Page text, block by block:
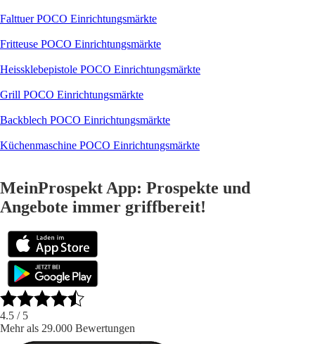
Falttuer POCO Einrichtungsmärkte
Fritteuse POCO Einrichtungsmärkte
Heissklebepistole POCO Einrichtungsmärkte
Grill POCO Einrichtungsmärkte
Backblech POCO Einrichtungsmärkte
Küchenmaschine POCO Einrichtungsmärkte
MeinProspekt App: Prospekte und
Angebote immer griffbereit!
4.5 / 5
Mehr als 29.000 Bewertungen